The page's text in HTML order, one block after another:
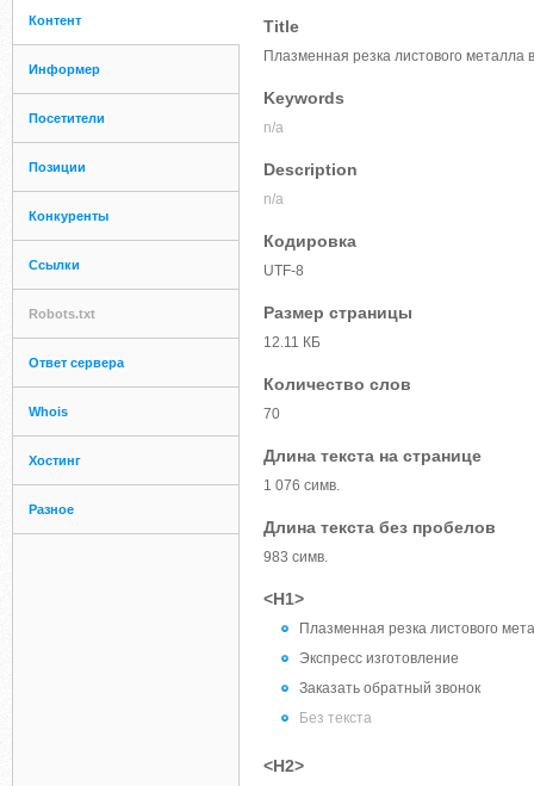
Контент
Информер
Посетители
Позиции
Конкуренты
Ссылки
Robots.txt
Ответ сервера
Whois
Хостинг
Разное
Title
Плазменная резка листового металла
Keywords
n/a
Description
n/a
Кодировка
UTF-8
Размер страницы
12.11 КБ
Количество слов
70
Длина текста на странице
1 076 симв.
Длина текста без пробелов
983 симв.
<H1>
Плазменная резка листового
Экспресс изготовление
Заказать обратный звонок
Без текста
<H2>